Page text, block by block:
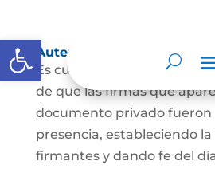
Abrir barra de herramientas
Autenticaciones
Es cuando el notario da
de que las firmas que
documento privado fueron
presencia, estableciendo
firmantes y dando fe del